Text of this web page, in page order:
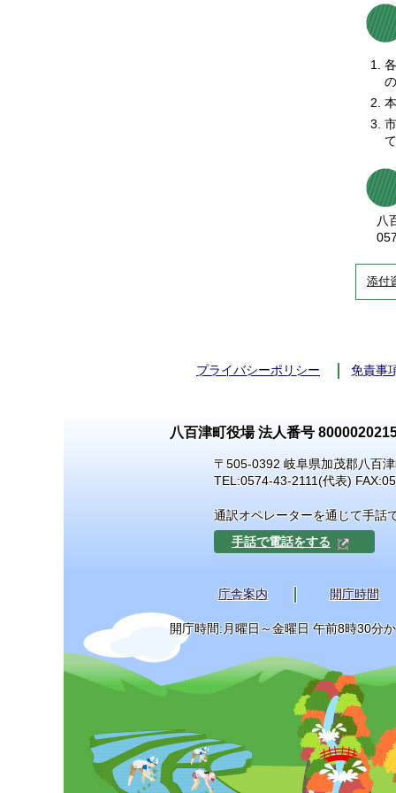
八
添付
プライバシーポリシー 免責事
八百津町役場 法人番号
〒505-0392 岐阜県加茂郡八百
TEL:0574-43-2111(代表)
通訳オペレーターを通じて手話
手話で電話をする
庁舎案内 開庁時間
開庁時間:月曜日～金曜日 午前8時30分